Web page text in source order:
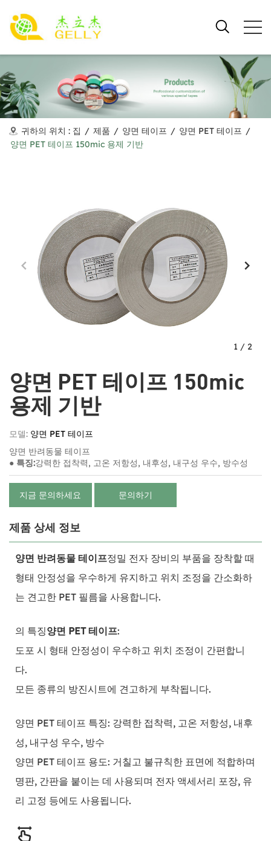
귀하의 위치 : 집 / 제품 / 양면 테이프 / 양면 PET 테이프 /
양면 PET 테이프 150mic 용제 기반
양면 PET 테이프 150mic
용제 기반
모델: 양면 PET 테이프
양면 반려동물 테이프
● 특징:강력한 접착력, 고온 저항성, 내후성, 내구성 우수, 방수성
지금 문의하세요 문의하기
1 / 2
제품 상세 정보
양면 반려동물 테이프정밀 전자 장비의 부품을 장착할 때
형태 안정성을 우수하게 유지하고 위치 조정을 간소화하
는 견고한 PET 필름을 사용합니다.
의 특징양면 PET 테이프:
도포 시 형태 안정성이 우수하고 위치 조정이 간편합니
다.
모든 종류의 방진시트에 견고하게 부착됩니다.
양면 PET 테이프 특징: 강력한 접착력, 고온 저항성, 내후
성, 내구성 우수, 방수
양면 PET 테이프 용도: 거칠고 불규칙한 표면에 적합하며
명판, 간판을 붙이는 데 사용되며 전자 액세서리 포장, 유
리 고정 등에도 사용됩니다.